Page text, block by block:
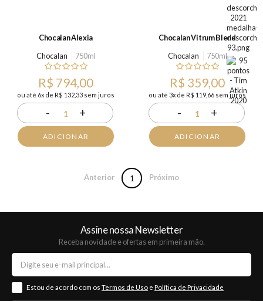
Chocalan Alexia
Chocalan
750ml
R$ 794,00
ou até 6x de R$ 132,33 sem juros
- 1 +
ADICIONAR
Chocalan Vitrum Blend
Chocalan
750ml
R$ 359,00
ou até 3x de R$ 119,66 sem juros
- 1 +
ADICIONAR
Anterior 1 Próximo
Assine nossa Newsletter
Receba novidade e ofertas em primeira mão.
Estou de acordo com os Termos de Uso e Política de Privacidade